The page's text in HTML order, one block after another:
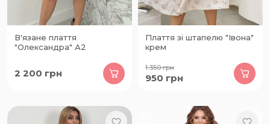
В'язане плаття
"Олександра" А2
2 200 грн
Плаття зі штапелю "Івона"
крем
1 350грн
950 грн